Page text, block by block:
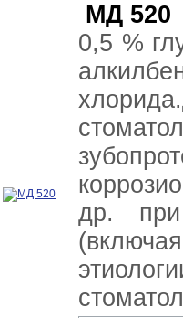
МД 520
0,5 %
др. при